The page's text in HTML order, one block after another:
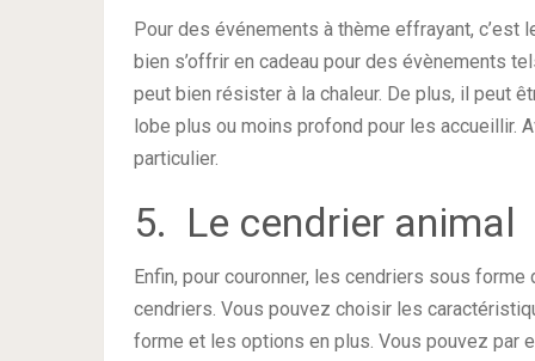
Pour des événements à thème effrayant, c’est
bien s’offrir en cadeau pour des évènements
peut bien résister à la chaleur. De plus, il peut
lobe plus ou moins profond pour les accueillir.
particulier.
5. Le cendrier animal
Enfin, pour couronner, les cendriers sous
cendriers. Vous pouvez choisir les
forme et les options en plus. Vous pouvez par